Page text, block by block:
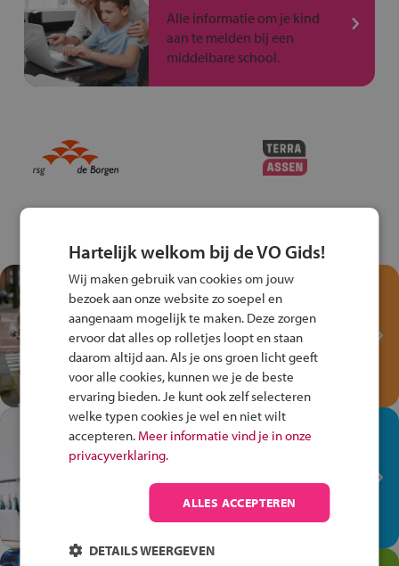
Alle informatie om je kind
aan te melden bij een
middelbare school.
Test je kennis met het
Fiets Veilig
Verkeersspel!
Speel het Fiets Veilig Verkeersspel
en win een Cortina-fiets!
In de winkel ben je op je
plek!
Ontdek via het vmbo jouw talent
op de winkelvloer, waar elke dag
anders is!
Hartelijk welkom bij de VO Gids!
Wij maken gebruik van cookies om jouw
bezoek aan onze website zo soepel en
aangenaam mogelijk te maken. Deze zorgen
ervoor dat alles op rolletjes loopt en staan
daarom altijd aan. Als je ons groen licht geeft
voor alle cookies, kunnen we je de beste
ervaring bieden. Je kunt ook zelf selecteren
welke typen cookies je wel en niet wilt
accepteren. Meer informatie vind je in onze
privacyverklaring.
ALLES ACCEPTEREN
DETAILS WEERGEVEN